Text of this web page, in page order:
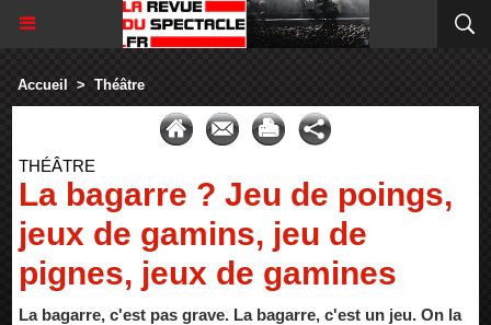
Accueil > Théâtre
THÉÂTRE
La bagarre ? Jeu de poings,
jeux de gamins, jeu de
pignes, jeux de gamines
La bagarre, c'est pas grave. La bagarre, c'est un jeu. On la